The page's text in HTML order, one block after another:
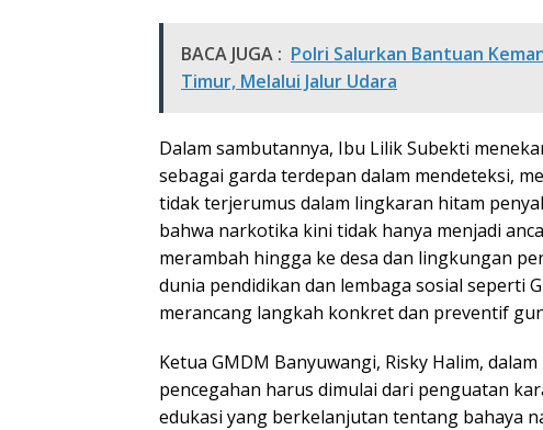
BACA JUGA : Polri Salurkan Bantuan
Timur, Melalui Jalur Udara
Dalam sambutannya, Ibu Lilik Subekti
sebagai garda terdepan dalam mendeteksi,
tidak terjerumus dalam lingkaran hitam
bahwa narkotika kini tidak hanya menjadi
merambah hingga ke desa dan lingkungan
dunia pendidikan dan lembaga sosial seperti
merancang langkah konkret dan preventif
Ketua GMDM Banyuwangi, Risky Halim,
pencegahan harus dimulai dari penguatan
edukasi yang berkelanjutan tentang bahaya